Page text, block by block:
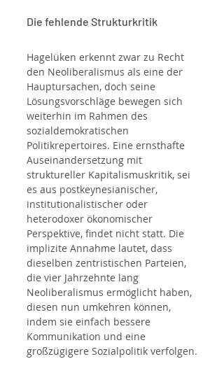
Die fehlende Strukturkritik
Hagelüken erkennt zwar zu Recht
den Neoliberalismus als eine der
Hauptursachen, doch seine
Lösungsvorschläge bewegen sich
weiterhin im Rahmen des
sozialdemokratischen
Politikrepertoires. Eine ernsthafte
Auseinandersetzung mit
struktureller Kapitalismuskritik, sei
es aus postkeynesianischer,
institutionalistischer oder
heterodoxer ökonomischer
Perspektive, findet nicht statt. Die
implizite Annahme lautet, dass
dieselben zentristischen Parteien,
die vier Jahrzehnte lang
Neoliberalismus ermöglicht haben,
diesen nun umkehren können,
indem sie einfach bessere
Kommunikation und eine
großzügigere Sozialpolitik verfolgen.